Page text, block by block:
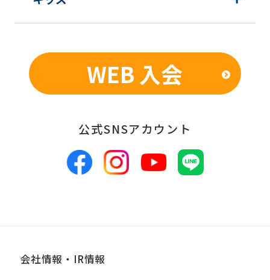
WEB 入会
公式SNSアカウント
会社情報・IR情報